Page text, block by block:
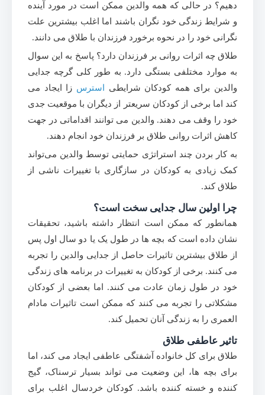
دهیم؟ در حالی که همه والدین ممکن است در مورد آینده
و شرایط زندگی خود نگران باشند اما اغلب بیشترین علت
نگرانی خود را در نحوه برخورد فرزندان با طلاق می دانند.
طلاق چه اثرات روانی بر فرزندان دارد؟ پاسخ به این سوال
به موارد مختلفی بستگی دارد. به طور کلی گرچه جدایی
والدین برای همه کودکان شرایطی
استرس زا ایجاد می
کند اما برخی از کودکان سریعتر از دیگران با موقعیت جدی
خود را وقف می دهند. والدین می توانند اقداماتی در جهت
کاهش اثرات روانی طلاق بر فرزندان خود انجام دهند.
به کار بردن چند استراتژی حمایتی توسط والدین می‌تواند
کمک زیادی به کودکان در سازگاری با تغییرات ناشی از
طلاق کند.
چرا اولین سال جدایی سخت است؟
همانطور که ممکن است انتظار داشته باشید، تحقیقات
نشان داده است که بچه ها در طول یک یا دو سال اول پس
از طلاق بیشترین تاثیرات حاصل از جدایی والدین را تجربه
می کنند. برخی از کودکان به تغییرات در برنامه های زندگی
خود در طول زمان عادت می کنند. اما بعضی از کودکان
مشکلاتی را تجربه می کنند که ممکن است تاثیرات مادام
العمری را به زندگی آنان تحمیل کند.
تاثیر عاطفی طلاق
طلاق برای کل خانواده آشفتگی عاطفی ایجاد می کند، اما
برای بچه ها، این وضعیت می تواند بسیار ترسناک، گیج
کننده و خسته کننده باشد. کودکان خردسال اغلب برای